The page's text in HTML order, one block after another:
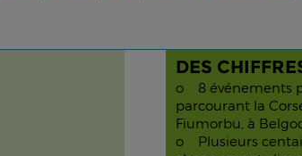
DES
o 8 événements
parcourant la
Fiumorbu, à
o Plusieurs